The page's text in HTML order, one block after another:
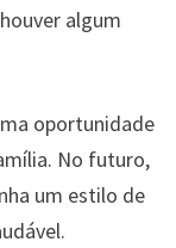
algum
oportunidade
No futuro,
um estilo de